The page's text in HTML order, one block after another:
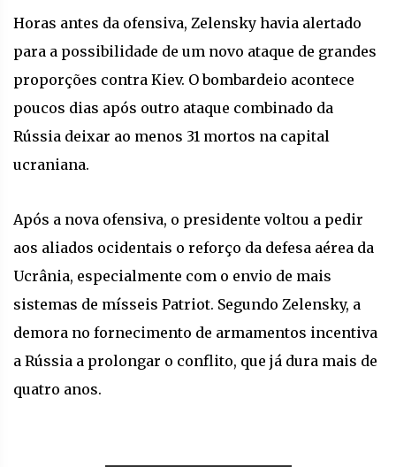
Horas antes da ofensiva, Zelensky havia alertado
para a possibilidade de um novo ataque de grandes
proporções contra Kiev. O bombardeio acontece
poucos dias após outro ataque combinado da
Rússia deixar ao menos 31 mortos na capital
ucraniana.
Após a nova ofensiva, o presidente voltou a pedir
aos aliados ocidentais o reforço da defesa aérea da
Ucrânia, especialmente com o envio de mais
sistemas de mísseis Patriot. Segundo Zelensky, a
demora no fornecimento de armamentos incentiva
a Rússia a prolongar o conflito, que já dura mais de
quatro anos.